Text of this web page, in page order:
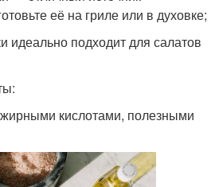
её на гриле или в духовке;
идеально подходит для салатов
кислотами, полезными